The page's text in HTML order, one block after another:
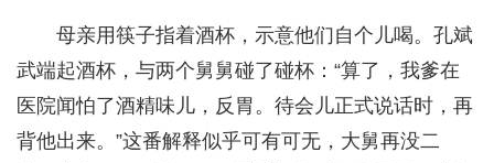
母亲用筷子指着酒杯，示意他们自个儿喝。孔斌
武端起酒杯，与两个舅舅碰了碰杯：“算了，我爹在
医院闻怕了酒精味儿，反胃。待会儿正式说话时，再
背他出来。”这番解释似乎可有可无，大舅再没二